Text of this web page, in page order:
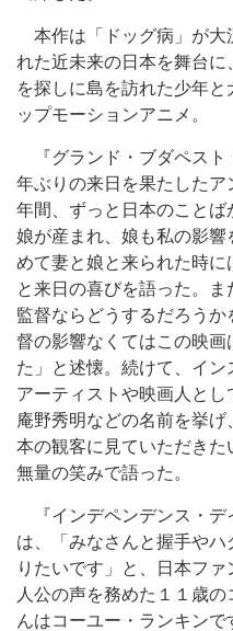
本作は「ドッグ病」が大
れた近未来の日本を舞台
を探しに島を訪れた少年
ップモーションアニメ。
『グランド・ブダペスト
年ぶりの来日を果たした
年間、ずっと日本のこと
娘が産まれ、娘も私の影
めて妻と娘と来られた時に
と来日の喜びを語った。
監督ならどうするだろう
督の影響なくてはこの映
た」と述懐。続けて、イ
アーティストや映画人とし
庵野秀明などの名前を挙
本の観客に見ていただき
無量の笑みで語った。
『インデペンデンス・デ
は、「みなさんと握手や
りたいです」と、日本フ
人公の声を務めた１１歳
んはコーユー・ランキン